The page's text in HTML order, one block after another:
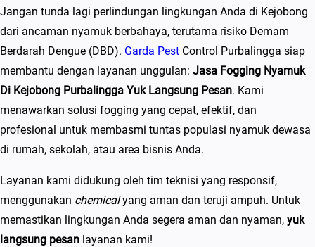
Jangan tunda lagi perlindungan lingkungan Anda di Kejobong
dari ancaman nyamuk berbahaya, terutama risiko Demam
Berdarah Dengue (DBD). Garda Pest Control Purbalingga siap
membantu dengan layanan unggulan: Jasa Fogging Nyamuk
Di Kejobong Purbalingga Yuk Langsung Pesan. Kami
menawarkan solusi fogging yang cepat, efektif, dan
profesional untuk membasmi tuntas populasi nyamuk dewasa
di rumah, sekolah, atau area bisnis Anda.
Layanan kami didukung oleh tim teknisi yang responsif,
menggunakan chemicalyang aman dan teruji ampuh. Untuk
memastikan lingkungan Anda segera aman dan nyaman, yuk
langsung pesan layanan kami!